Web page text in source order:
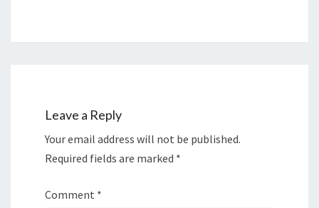
Leave a Reply
Your email address will not be published.
Required fields are marked *
Comment *